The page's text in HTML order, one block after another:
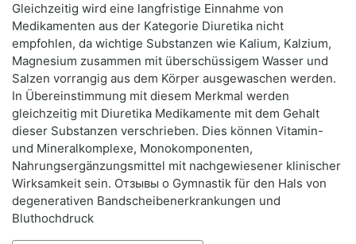
Gleichzeitig wird eine langfristige Einnahme von
Medikamenten aus der Kategorie Diuretika nicht
empfohlen, da wichtige Substanzen wie Kalium, Kalzium,
Magnesium zusammen mit überschüssigem Wasser und
Salzen vorrangig aus dem Körper ausgewaschen werden.
In Übereinstimmung mit diesem Merkmal werden
gleichzeitig mit Diuretika Medikamente mit dem Gehalt
dieser Substanzen verschrieben. Dies können Vitamin-
und Mineralkomplexe, Monokomponenten,
Nahrungsergänzungsmittel mit nachgewiesener klinischer
Wirksamkeit sein. Отзывы о Gymnastik für den Hals von
degenerativen Bandscheibenerkrankungen und
Bluthochdruck